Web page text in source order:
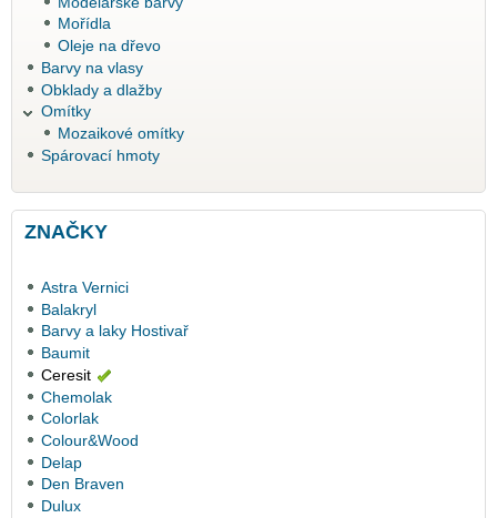
Mořídla
Oleje na dřevo
Barvy na vlasy
Obklady a dlažby
Omítky
Mozaikové omítky
Spárovací hmoty
ZNAČKY
Astra Vernici
Balakryl
Barvy a laky Hostivař
Baumit
Ceresit
Chemolak
Colorlak
Colour&Wood
Delap
Den Braven
Dulux